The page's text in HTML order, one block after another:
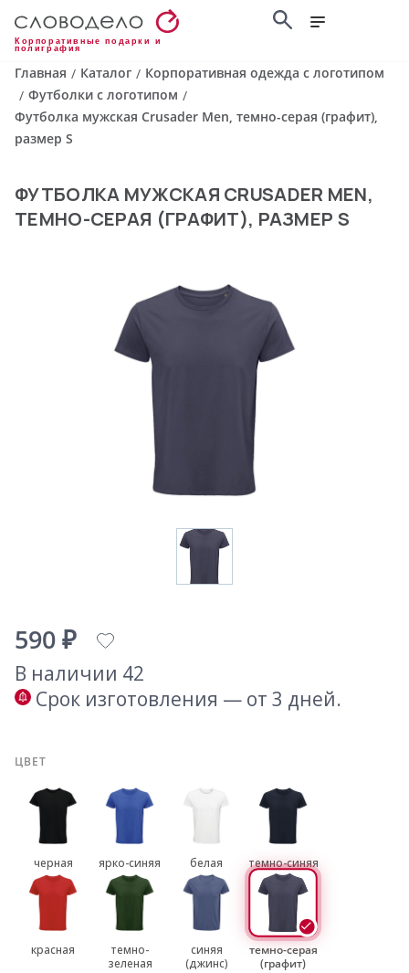
Корпоративные подарки и
полиграфия
Главная / Каталог / Корпоративная одежда с логотипом
/ Футболки с логотипом /
Футболка мужская Crusader Men, темно-серая (графит),
размер S
ФУТБОЛКА МУЖСКАЯ CRUSADER MEN,
ТЕМНО-СЕРАЯ (ГРАФИТ), РАЗМЕР S
590 ₽
В наличии 42
Срок изготовления — от 3 дней.
ЦВЕТ
черная ярко-синяя белая темно-синяя
красная
темно-
зеленая
синяя
(джинс)
темно-серая
(графит)